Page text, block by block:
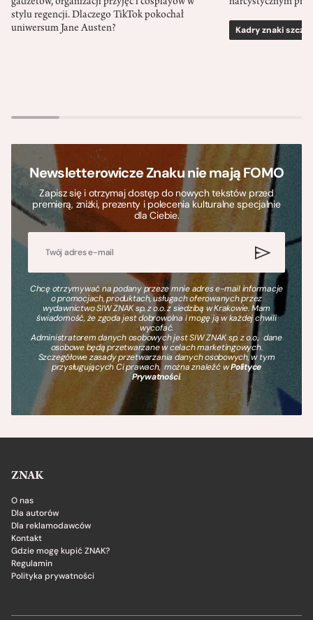
stylu regencji. Dlaczego TikTok pokochał
uniwersum Jane Austen?
Kadry znaki
Newsletterowicze Znaku nie mają FOMO
Zapisz się i otrzymaj dostęp do nowych tekstów przed
premierą, zniżki, prezenty i polecenia kulturalne specjalnie
dla Ciebie.
Chcę otrzymywać na podany przeze mnie adres e-mail informacje
o promocjach, produktach, usługach oferowanych przez
wydawnictwo SIW ZNAK sp. z o.o. z siedzibą w Krakowie. Mam
świadomość, że zgoda jest dobrowolna i mogę ją w każdej chwili
wycofać.
Administratorem danych osobowych jest SIW ZNAK sp. z o.o., dane
osobowe będą przetwarzane w celach marketingowych.
Szczegółowe zasady przetwarzania danych osobowych, w tym
przysługujących Ci prawach, można znaleźć wPolityce
Prywatności.
ZNAK
O nas
Dla autorów
Dla reklamodawców
Kontakt
Gdzie mogę kupić ZNAK?
Regulamin
Polityka prywatności